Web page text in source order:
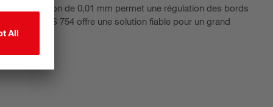
La résolution de 0,01 mm permet une régulation des bords
GS 754 offre une solution fiable pour un grand